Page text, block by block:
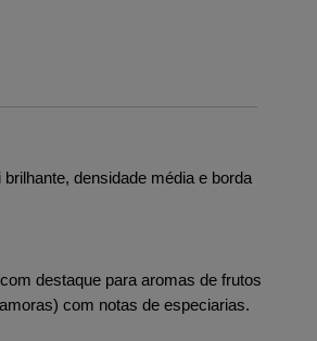
densidade média e borda
destaque para aromas de frutos
com notas de especiarias.